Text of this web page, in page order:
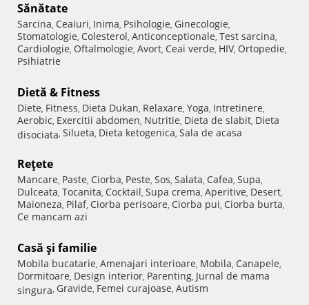
Sănătate
Sarcina, Ceaiuri, Inima, Psihologie, Ginecologie,
Stomatologie, Colesterol, Anticonceptionale, Test sarcina,
Cardiologie, Oftalmologie, Avort, Ceai verde, HIV, Ortopedie,
Psihiatrie
Dietă & Fitness
Diete, Fitness, Dieta Dukan, Relaxare, Yoga, Intretinere,
Aerobic, Exercitii abdomen, Nutritie, Dieta de slabit, Dieta
disociata, Silueta, Dieta ketogenica, Sala de acasa
Reţete
Mancare, Paste, Ciorba, Peste, Sos, Salata, Cafea, Supa,
Dulceata, Tocanita, Cocktail, Supa crema, Aperitive, Desert,
Maioneza, Pilaf, Ciorba perisoare, Ciorba pui, Ciorba burta,
Ce mancam azi
Casă şi familie
Mobila bucatarie, Amenajari interioare, Mobila, Canapele,
Dormitoare, Design interior, Parenting, Jurnal de mama
singura, Gravide, Femei curajoase, Autism